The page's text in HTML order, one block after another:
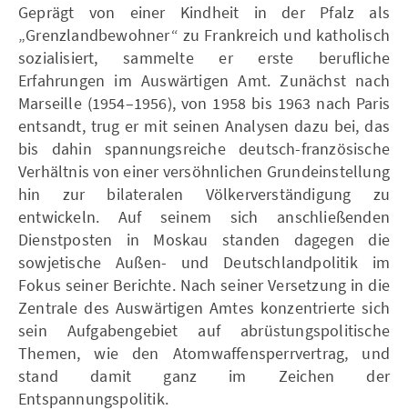
Geprägt von einer Kindheit in der Pfalz als
„Grenzlandbewohner“ zu Frankreich und katholisch
sozialisiert, sammelte er erste berufliche
Erfahrungen im Auswärtigen Amt. Zunächst nach
Marseille (1954–1956), von 1958 bis 1963 nach Paris
entsandt, trug er mit seinen Analysen dazu bei, das
bis dahin spannungsreiche deutsch-französische
Verhältnis von einer versöhnlichen Grundeinstellung
hin zur bilateralen Völkerverständigung zu
entwickeln. Auf seinem sich anschließenden
Dienstposten in Moskau standen dagegen die
sowjetische Außen- und Deutschlandpolitik im
Fokus seiner Berichte. Nach seiner Versetzung in die
Zentrale des Auswärtigen Amtes konzentrierte sich
sein Aufgabengebiet auf abrüstungspolitische
Themen, wie den Atomwaffensperrvertrag, und
stand damit ganz im Zeichen der
Entspannungspolitik.